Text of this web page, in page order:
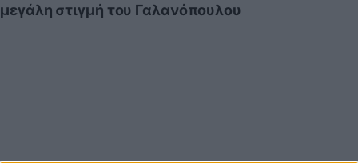
μεγάλη στιγμή του Γαλανόπουλου